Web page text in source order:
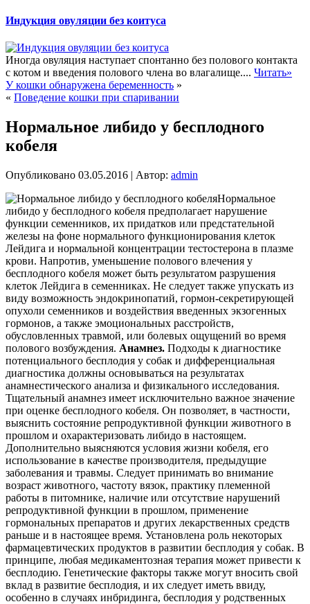
Индукция овуляции без коитуса
Иногда овуляция наступает спонтанно без полового контакта
с котом и введения полового члена во влагалище.... Читать»
У кошки обнаружена беременность »
« Поведение кошки при спаривании
Нормальное либидо у бесплодного
кобеля
Опубликовано 03.05.2016 | Автор: admin
Нормальное
либидо у бесплодного кобеля предполагает нарушение
функции семенников, их придатков или предстательной
железы на фоне нормального функционирования клеток
Лейдига и нормальной концентрации тестостерона в плазме
крови. Напротив, уменьшение полового влечения у
бесплодного кобеля может быть результатом разрушения
клеток Лейдига в семенниках. Не следует также упускать из
виду возможность эндокринопатий, гормон-секретирующей
опухоли семенников и воздействия введенных экзогенных
гормонов, а также эмоциональных расстройств,
обусловленных травмой, или болевых ощущений во время
полового возбуждения. Анамнез. Подходы к диагностике
потенциального бесплодия у собак и дифференциальная
диагностика должны основываться на результатах
анамнестического анализа и физикального исследования.
Тщательный анамнез имеет исключительно важное значение
при оценке бесплодного кобеля. Он позволяет, в частности,
выяснить состояние репродуктивной функции животного в
прошлом и охарактеризовать либидо в настоящем.
Дополнительно выясняются условия жизни кобеля, его
использование в качестве производителя, предыдущие
заболевания и травмы. Следует принимать во внимание
возраст животного, частоту вязок, практику племенной
работы в питомнике, наличие или отсутствие нарушений
репродуктивной функции в прошлом, применение
гормональных препаратов и других лекарственных средств
раньше и в настоящее время. Установлена роль некоторых
фармацевтических продуктов в развитии бесплодия у собак. В
принципе, любая медикаментозная терапия может привести к
бесплодию. Генетические факторы также могут вносить свой
вклад в развитие бесплодия, и их следует иметь ввиду,
особенно в случаях инбридинга, бесплодия у родственных